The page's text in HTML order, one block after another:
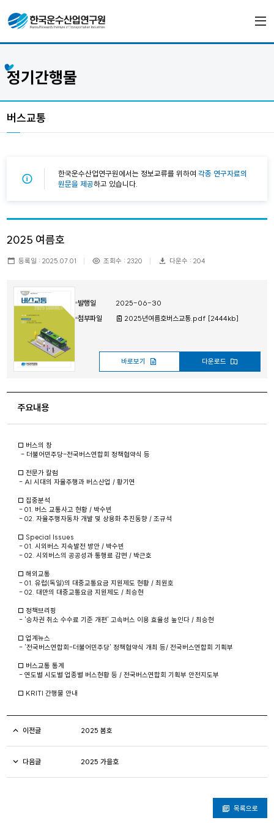
정기간행물
버스교통
한국운수산업연구원에서는 정보교류를 위하여 각종 연구자료의
원문을 제공하고 있습니다.
2025 여름호
등록일 : 2025.07.01 조회수 : 2320 다운수 : 204
발행일
2025-06-30
첨부파일
2025년여름호버스교통.pdf [2444kb]
바로보기 다운로드
주요내용
□ 버스의 창
- 더불어민주당-전국버스연합회 정책협약식 등
□ 전문가 칼럼
- AI 시대의 자율주행과 버스산업 / 황기연
□ 집중분석
- 01. 버스 교통사고 현황 / 박수빈
- 02. 자율주행자동차 개발 및 상용화 추진동향 / 조규석
□ Special Issues
- 01. 시외버스 지속발전 방안 / 박수빈
- 02. 시외버스의 공공성과 통행료 감면 / 박근호
□ 해외교통
- 01. 유럽(독일)의 대중교통요금 지원제도 현황 / 최원호
- 02. 대만의 대중교통요금 지원제도 / 최승현
□ 정책브리핑
- '승차권 취소 수수료 기준 개편' 고속버스 이용 효율성 높인다 / 최승현
□ 업계뉴스
- '전국버스연합회-더불어민주당' 정책협약식 개최 등/ 전국버스연합회 기획부
□ 버스교통 통계
- 연도별 시도별 업종별 버스현황 등 / 전국버스연합회 기획부 안전지도부
□ KRITI 간행물 안내
이전글 2025 봄호
다음글 2025 가을호
목록으로